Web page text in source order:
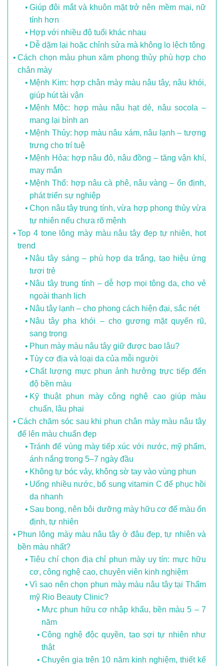
Giúp đôi mắt và khuôn mặt trở nên mềm mại, nữ
tính hơn
Hợp với nhiều độ tuổi khác nhau
Dễ dặm lại hoặc chỉnh sửa mà không lo lệch tông
Cách chọn màu phun xăm phong thủy phù hợp cho
chân mày
Mệnh Kim: hợp chân mày màu nâu tây, nâu khói,
giúp hút tài vận
Mệnh Mộc: hợp màu nâu hạt dẻ, nâu socola –
mang lại bình an
Mệnh Thủy: hợp màu nâu xám, nâu lạnh – tượng
trưng cho trí tuệ
Mệnh Hỏa: hợp nâu đỏ, nâu đồng – tăng vận khí,
may mắn
Mệnh Thổ: hợp nâu cà phê, nâu vàng – ổn định,
phát triển sự nghiệp
Chọn nâu tây trung tính, vừa hợp phong thủy vừa
tự nhiên nếu chưa rõ mệnh
Top 4 tone lông mày màu nâu tây đẹp tự nhiên, hot
trend
Nâu tây sáng – phù hợp da trắng, tạo hiệu ứng
tươi trẻ
Nâu tây trung tính – dễ hợp mọi tông da, cho vẻ
ngoài thanh lịch
Nâu tây lạnh – cho phong cách hiện đại, sắc nét
Nâu tây pha khói – cho gương mặt quyến rũ,
sang trọng
Phun mày màu nâu tây giữ được bao lâu?
Tùy cơ địa và loại da của mỗi người
Chất lượng mực phun ảnh hưởng trực tiếp đến
độ bền màu
Kỹ thuật phun mày công nghệ cao giúp màu
chuẩn, lâu phai
Cách chăm sóc sau khi phun chân mày màu nâu tây
để lên màu chuẩn đẹp
Tránh để vùng mày tiếp xúc với nước, mỹ phẩm,
ánh nắng trong 5–7 ngày đầu
Không tự bóc vảy, không sờ tay vào vùng phun
Uống nhiều nước, bổ sung vitamin C để phục hồi
da nhanh
Sau bong, nên bôi dưỡng mày hữu cơ để màu ổn
định, tự nhiên
Phun lông mày màu nâu tây ở đâu đẹp, tự nhiên và
bền màu nhất?
Tiêu chí chọn địa chỉ phun mày uy tín: mực hữu
cơ, công nghệ cao, chuyên viên kinh nghiệm
Vì sao nên chọn phun mày màu nâu tây tại Thẩm
mỹ Rio Beauty Clinic?
Mực phun hữu cơ nhập khẩu, bền màu 5 – 7
năm
Công nghệ độc quyền, tạo sợi tự nhiên như
thật
Chuyên gia trên 10 năm kinh nghiệm, thiết kế